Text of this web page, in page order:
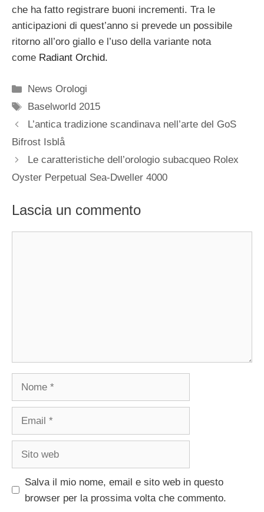
che ha fatto registrare buoni incrementi. Tra le
anticipazioni di quest’anno si prevede un possibile
ritorno all’oro giallo e l’uso della variante nota
come Radiant Orchid.
Categorie
News Orologi
Tag
Baselworld 2015
Navigazione
articolo
L’antica tradizione scandinava nell’arte del GoS
Bifrost Isblå
Le caratteristiche dell’orologio subacqueo Rolex
Oyster Perpetual Sea-Dweller 4000
Lascia un commento
Nome
Email
Sito
Salva il mio nome, email e sito web in questo
browser per la prossima volta che commento.